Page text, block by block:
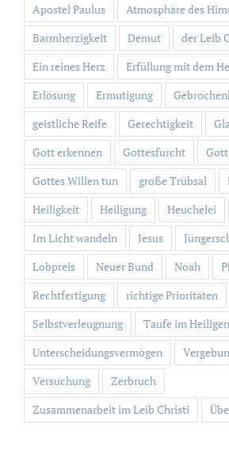
Apostel Paulus
Atmosphäre des
Barmherzigkeit
Demut
der Leib
Ein reines Herz
Erfüllung mit dem
Erlösung
Ermutigung
geistliche Reife
Gerechtigkeit
Gott erkennen
Gottesfurcht
Gottes Willen tun
große Trübsal
Heiligkeit
Heiligung Heuchelei
Im Licht wandeln
Jesus
Lobpreis
Neuer Bund Noah
Rechtfertigung
richtige Prioritäten
Selbstverleugnung
Taufe im
Unterscheidungsvermögen
Versuchung
Zerbruch
Zusammenarbeit im Leib Christi